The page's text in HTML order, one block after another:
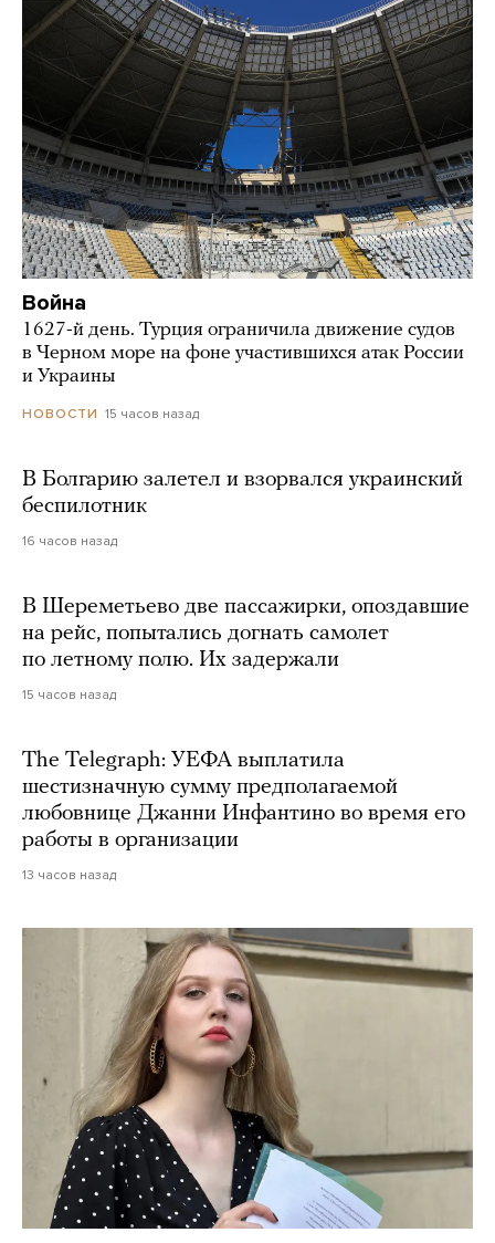
Война
1627-й день. Турция ограничила движение судов
в Черном море на фоне участившихся атак России
и Украины
НОВОСТИ 15 часов назад
В Болгарию залетел и взорвался украинский
беспилотник
16 часов назад
В Шереметьево две пассажирки, опоздавшие
на рейс, попытались догнать самолет
по летному полю. Их задержали
15 часов назад
The Telegraph: УЕФА выплатила
шестизначную сумму предполагаемой
любовнице Джанни Инфантино во время его
работы в организации
13 часов назад